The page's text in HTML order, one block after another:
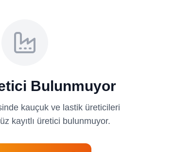
Bulunmuyor
kauçuk ve lastik üreticileri
kayıtlı üretici bulunmuyor.